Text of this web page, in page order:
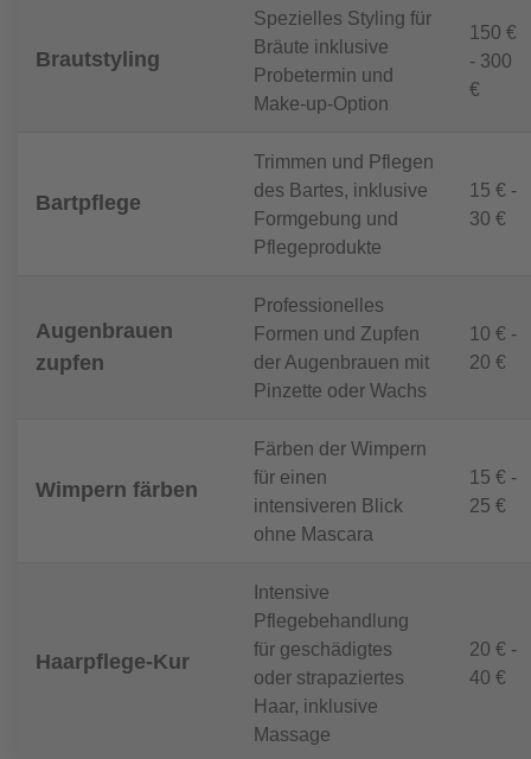
Brautstyling
Spezielles Styling für
Bräute inklusive
Probetermin und
Make-up-Option
150 €
- 300
€
Bartpflege
Trimmen und Pflegen
des Bartes, inklusive
Formgebung und
Pflegeprodukte
15 € -
30 €
Augenbrauen
zupfen
Professionelles
Formen und Zupfen
der Augenbrauen mit
Pinzette oder Wachs
10 € -
20 €
Wimpern färben
Färben der Wimpern
für einen
intensiveren Blick
ohne Mascara
15 € -
25 €
Haarpflege-Kur
Intensive
Pflegebehandlung
für geschädigtes
oder strapaziertes
Haar, inklusive
Massage
20 € -
40 €